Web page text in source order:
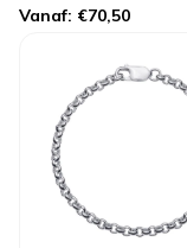
Normale
Vanaf: €70,50